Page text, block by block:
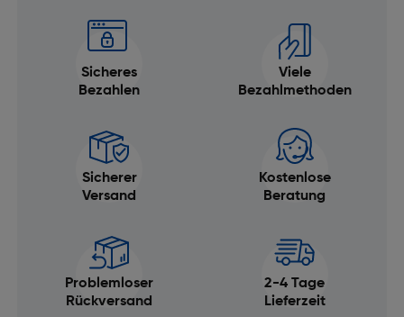
Sicheres
Bezahlen
Viele
Bezahlmethoden
Sicherer
Versand
Kostenlose
Beratung
Problemloser
Rückversand
2-4 Tage
Lieferzeit